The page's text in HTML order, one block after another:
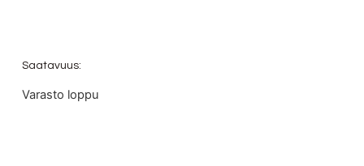
Saatavuus:
Varasto loppu